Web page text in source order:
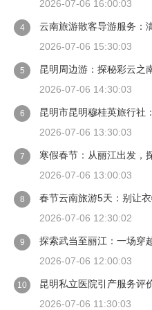
2026-07-06 16:00:03
4
云南旅游散客导游服务：
2026-07-06 15:30:03
5
昆明周边游：探秘彩云之
2026-07-06 14:30:03
6
昆明市昆明穆桂英旅行社
2026-07-06 13:30:03
7
寒假春节：从丽江出发，
2026-07-06 13:00:03
8
春节云南旅游5天：别让
2026-07-06 12:30:02
9
探索武当至丽江：一场穿
2026-07-06 12:00:03
10
昆明私立医院引产服务评
2026-07-06 11:30:03